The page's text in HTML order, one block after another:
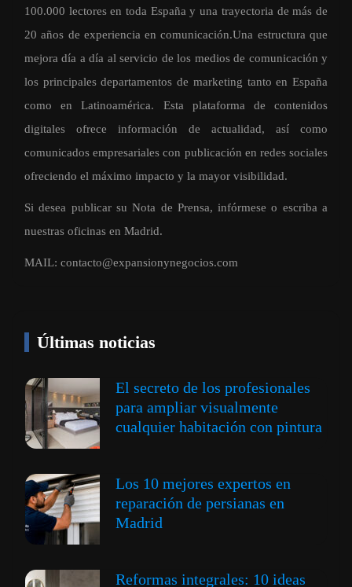
100.000 lectores en toda España y una trayectoria de más de
20 años de experiencia en comunicación.Una estructura que
mejora día a día al servicio de los medios de comunicación y
los principales departamentos de marketing tanto en España
como en Latinoamérica. Esta plataforma de contenidos
digitales ofrece información de actualidad, así como
comunicados empresariales con publicación en redes sociales
ofreciendo el máximo impacto y la mayor visibilidad.
Si desea publicar su Nota de Prensa, infórmese o escriba a
nuestras oficinas en Madrid.
MAIL: contacto@expansionynegocios.com
Últimas noticias
El secreto de los profesionales
para ampliar visualmente
cualquier habitación con pintura
Los 10 mejores expertos en
reparación de persianas en
Madrid
Reformas integrales: 10 ideas